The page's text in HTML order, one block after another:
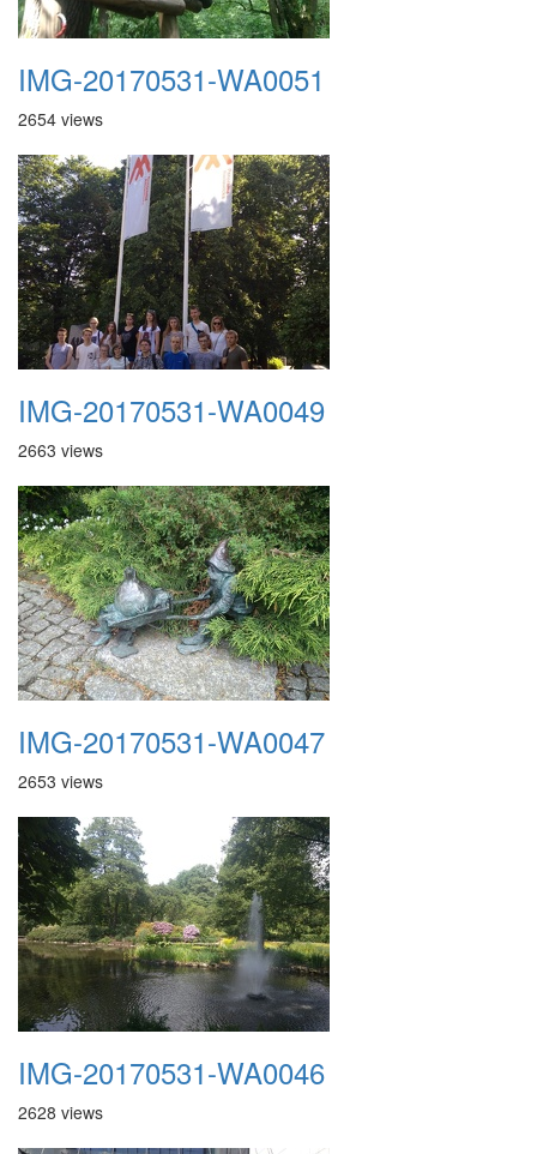
IMG-20170531-WA0051
2654 views
IMG-20170531-WA0049
2663 views
IMG-20170531-WA0047
2653 views
IMG-20170531-WA0046
2628 views